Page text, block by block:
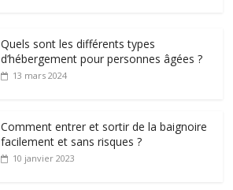
Quels sont les différents types
d’hébergement pour personnes âgées ?
13 mars 2024
Comment entrer et sortir de la baignoire
facilement et sans risques ?
10 janvier 2023